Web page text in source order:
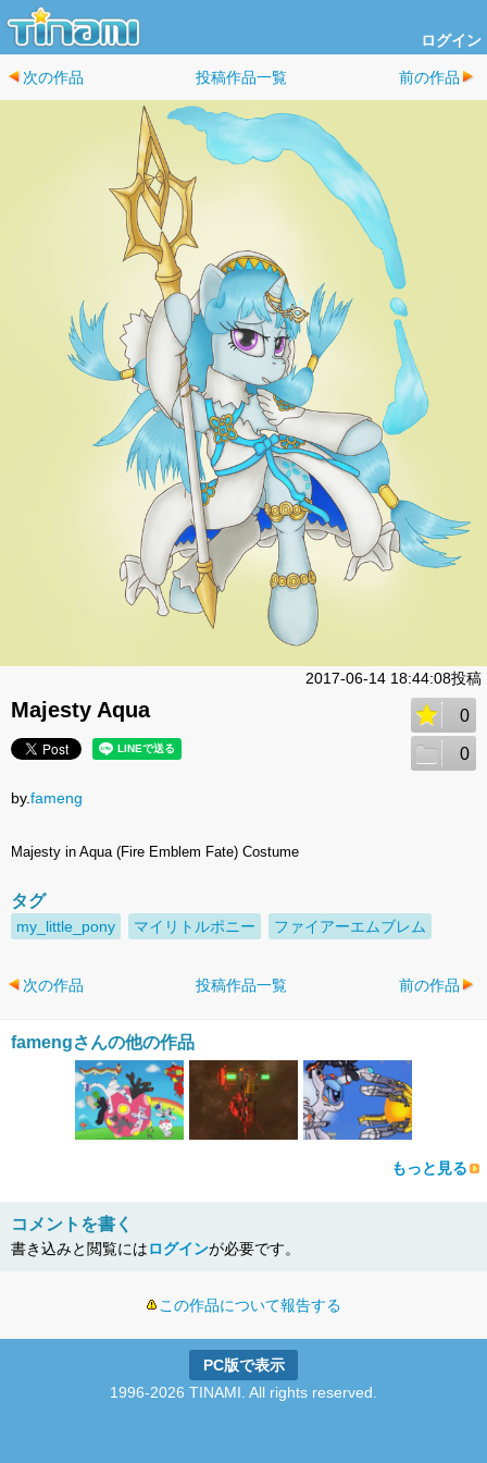
ログイン
次の作品 投稿作品一覧 前の作品
2017-06-14 18:44:08投稿
Majesty Aqua 0
0
by.fameng
Majesty in Aqua (Fire Emblem Fate) Costume
タグ
my_little_pony マイリトルポニー ファイアーエムブレム
次の作品 投稿作品一覧 前の作品
famengさんの他の作品
もっと見る
コメントを書く
書き込みと閲覧にはログインが必要です。
この作品について報告する
PC版で表示
1996-2026 TINAMI. All rights reserved.